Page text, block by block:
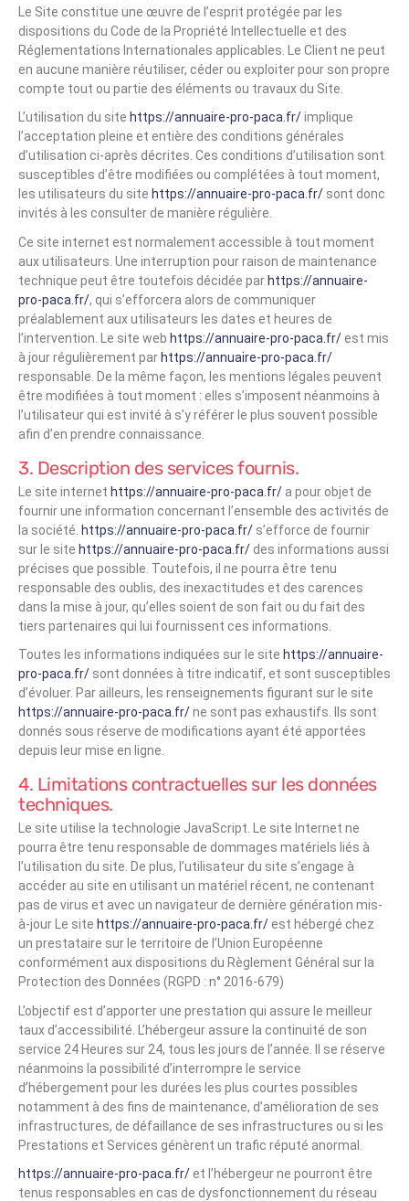
Le Site constitue une œuvre de l’esprit protégée par les
dispositions du Code de la Propriété Intellectuelle et des
Réglementations Internationales applicables. Le Client ne peut
en aucune manière réutiliser, céder ou exploiter pour son propre
compte tout ou partie des éléments ou travaux du Site.
L’utilisation du site https://annuaire-pro-paca.fr/implique
l’acceptation pleine et entière des conditions générales
d’utilisation ci-après décrites. Ces conditions d’utilisation sont
susceptibles d’être modifiées ou complétées à tout moment,
les utilisateurs du site https://annuaire-pro-paca.fr/ sont donc
invités à les consulter de manière régulière.
Ce site internet est normalement accessible à tout moment
aux utilisateurs. Une interruption pour raison de maintenance
technique peut être toutefois décidée parhttps://annuaire-
pro-paca.fr/, qui s’efforcera alors de communiquer
préalablement aux utilisateurs les dates et heures de
l’intervention. Le site web https://annuaire-pro-paca.fr/est mis
à jour régulièrement parhttps://annuaire-pro-paca.fr/
responsable. De la même façon, les mentions légales peuvent
être modifiées à tout moment : elles s’imposent néanmoins à
l’utilisateur qui est invité à s’y référer le plus souvent possible
afin d’en prendre connaissance.
3. Description des services fournis.
Le site internet https://annuaire-pro-paca.fr/ a pour objet de
fournir une information concernant l’ensemble des activités de
la société. https://annuaire-pro-paca.fr/ s’efforce de fournir
sur le site https://annuaire-pro-paca.fr/ des informations aussi
précises que possible. Toutefois, il ne pourra être tenu
responsable des oublis, des inexactitudes et des carences
dans la mise à jour, qu’elles soient de son fait ou du fait des
tiers partenaires qui lui fournissent ces informations.
Toutes les informations indiquées sur le site https://annuaire-
pro-paca.fr/ sont données à titre indicatif, et sont susceptibles
d’évoluer. Par ailleurs, les renseignements figurant sur le site
https://annuaire-pro-paca.fr/ne sont pas exhaustifs. Ils sont
donnés sous réserve de modifications ayant été apportées
depuis leur mise en ligne.
4. Limitations contractuelles sur les données
techniques.
Le site utilise la technologie JavaScript. Le site Internet ne
pourra être tenu responsable de dommages matériels liés à
l’utilisation du site. De plus, l’utilisateur du site s’engage à
accéder au site en utilisant un matériel récent, ne contenant
pas de virus et avec un navigateur de dernière génération mis-
à-jour Le site https://annuaire-pro-paca.fr/est hébergé chez
un prestataire sur le territoire de l’Union Européenne
conformément aux dispositions du Règlement Général sur la
Protection des Données (RGPD : n° 2016-679)
L’objectif est d’apporter une prestation qui assure le meilleur
taux d’accessibilité. L’hébergeur assure la continuité de son
service 24 Heures sur 24, tous les jours de l’année. Il se réserve
néanmoins la possibilité d’interrompre le service
d’hébergement pour les durées les plus courtes possibles
notamment à des fins de maintenance, d’amélioration de ses
infrastructures, de défaillance de ses infrastructures ou si les
Prestations et Services génèrent un trafic réputé anormal.
https://annuaire-pro-paca.fr/et l’hébergeur ne pourront être
tenus responsables en cas de dysfonctionnement du réseau